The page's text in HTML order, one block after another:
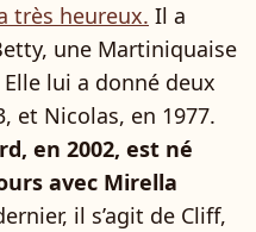
très heureux. Il a
une Martiniquaise
lui a donné deux
et Nicolas, en 1977.
en 2002, est né
avec Mirella
il s’agit de Cliff,